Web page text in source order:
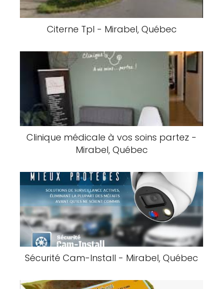
Citerne Tpl - Mirabel, Québec
Clinique médicale à vos soins partez -
Mirabel, Québec
Sécurité Cam-Install - Mirabel, Québec